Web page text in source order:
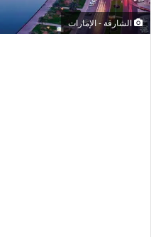
الشارقة - الإمارات